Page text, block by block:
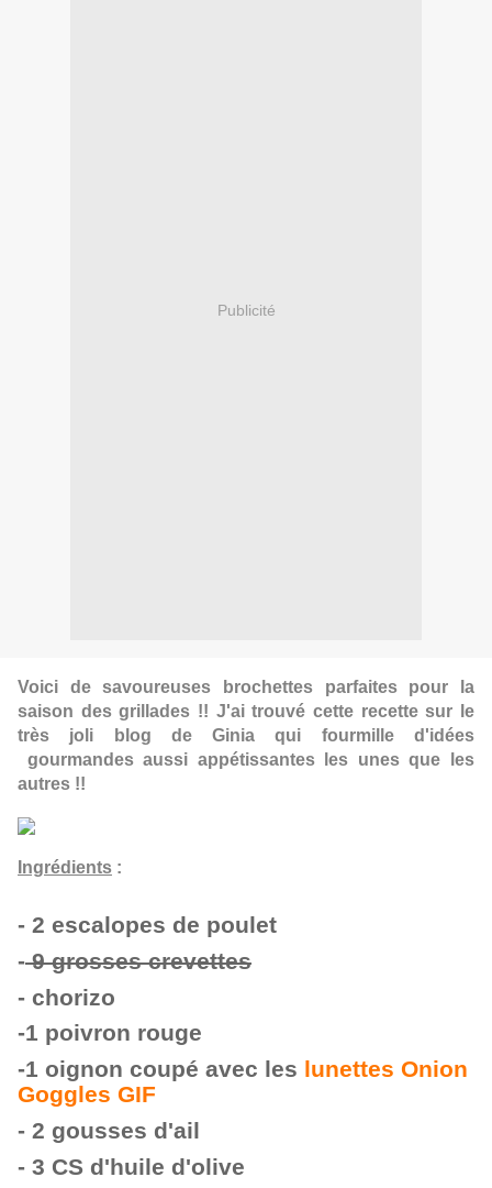
Publicité
Voici de savoureuses brochettes parfaites pour la
saison des grillades !! J'ai trouvé cette recette sur le
très joli blog deGinia qui fourmille d'idées
gourmandes aussi appétissantes les unes que les
autres !!
Ingrédients :
- 2 escalopes de poulet
-9 grosses crevettes
- chorizo
-1 poivron rouge
-1 oignon coupé avec les lunettes Onion
Goggles GIF
- 2 gousses d'ail
- 3 CS d'huile d'olive